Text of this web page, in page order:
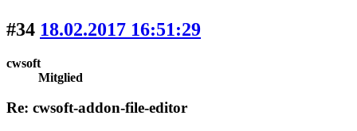
#34 18.02.2017 16:51:29
cwsoft
Mitglied
Re: cwsoft-addon-file-editor